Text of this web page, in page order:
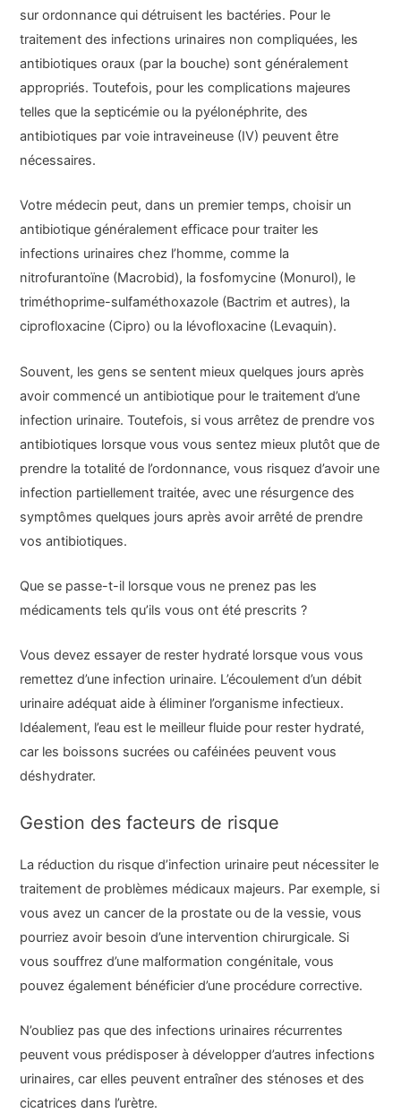
sur ordonnance qui détruisent les bactéries. Pour le
traitement des infections urinaires non compliquées, les
antibiotiques oraux (par la bouche) sont généralement
appropriés. Toutefois, pour les complications majeures
telles que la septicémie ou la pyélonéphrite, des
antibiotiques par voie intraveineuse (IV) peuvent être
nécessaires.
Votre médecin peut, dans un premier temps, choisir un
antibiotique généralement efficace pour traiter les
infections urinaires chez l’homme, comme la
nitrofurantoïne (Macrobid), la fosfomycine (Monurol), le
triméthoprime-sulfaméthoxazole (Bactrim et autres), la
ciprofloxacine (Cipro) ou la lévofloxacine (Levaquin).
Souvent, les gens se sentent mieux quelques jours après
avoir commencé un antibiotique pour le traitement d’une
infection urinaire. Toutefois, si vous arrêtez de prendre vos
antibiotiques lorsque vous vous sentez mieux plutôt que de
prendre la totalité de l’ordonnance, vous risquez d’avoir une
infection partiellement traitée, avec une résurgence des
symptômes quelques jours après avoir arrêté de prendre
vos antibiotiques.
Que se passe-t-il lorsque vous ne prenez pas les
médicaments tels qu’ils vous ont été prescrits ?
Vous devez essayer de rester hydraté lorsque vous vous
remettez d’une infection urinaire. L’écoulement d’un débit
urinaire adéquat aide à éliminer l’organisme infectieux.
Idéalement, l’eau est le meilleur fluide pour rester hydraté,
car les boissons sucrées ou caféinées peuvent vous
déshydrater.
Gestion des facteurs de risque
La réduction du risque d’infection urinaire peut nécessiter le
traitement de problèmes médicaux majeurs. Par exemple, si
vous avez un cancer de la prostate ou de la vessie, vous
pourriez avoir besoin d’une intervention chirurgicale. Si
vous souffrez d’une malformation congénitale, vous
pouvez également bénéficier d’une procédure corrective.
N’oubliez pas que des infections urinaires récurrentes
peuvent vous prédisposer à développer d’autres infections
urinaires, car elles peuvent entraîner des sténoses et des
cicatrices dans l’urètre.